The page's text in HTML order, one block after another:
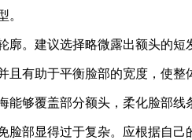
。
。建议选择略微露出额头的短
有助于平衡脸部的宽度，使整
够覆盖部分额头，柔化脸部
部显得过于复杂。应根据自